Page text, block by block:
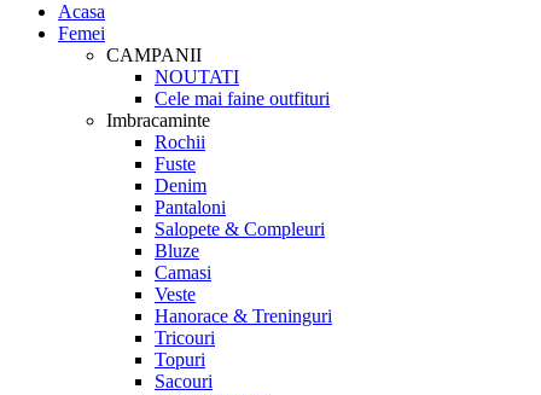
Acasa
Femei
CAMPANII
NOUTATI
Cele mai faine outfituri
Imbracaminte
Rochii
Fuste
Denim
Pantaloni
Salopete & Compleuri
Bluze
Camasi
Veste
Hanorace & Treninguri
Tricouri
Topuri
Sacouri